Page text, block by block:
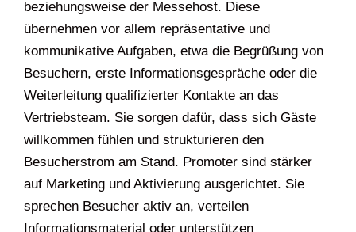
beziehungsweise der Messehost. Diese
übernehmen vor allem repräsentative und
kommunikative Aufgaben, etwa die Begrüßung von
Besuchern, erste Informationsgespräche oder die
Weiterleitung qualifizierter Kontakte an das
Vertriebsteam. Sie sorgen dafür, dass sich Gäste
willkommen fühlen und strukturieren den
Besucherstrom am Stand. Promoter sind stärker
auf Marketing und Aktivierung ausgerichtet. Sie
sprechen Besucher aktiv an, verteilen
Informationsmaterial oder unterstützen